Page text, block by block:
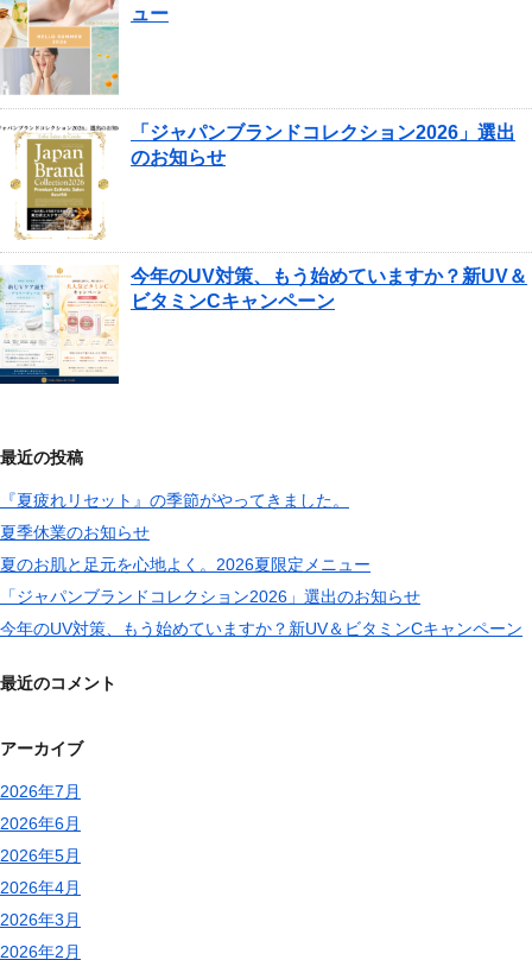
ュー
「ジャパンブランドコレクション2026」選出
のお知らせ
今年のUV対策、もう始めていますか？新UV＆
ビタミンCキャンペーン
最近の投稿
『夏疲れリセット』の季節がやってきました。
夏季休業のお知らせ
夏のお肌と足元を心地よく。2026夏限定メニュー
「ジャパンブランドコレクション2026」選出のお知らせ
今年のUV対策、もう始めていますか？新UV＆ビタミンCキャンペーン
最近のコメント
アーカイブ
2026年7月
2026年6月
2026年5月
2026年4月
2026年3月
2026年2月